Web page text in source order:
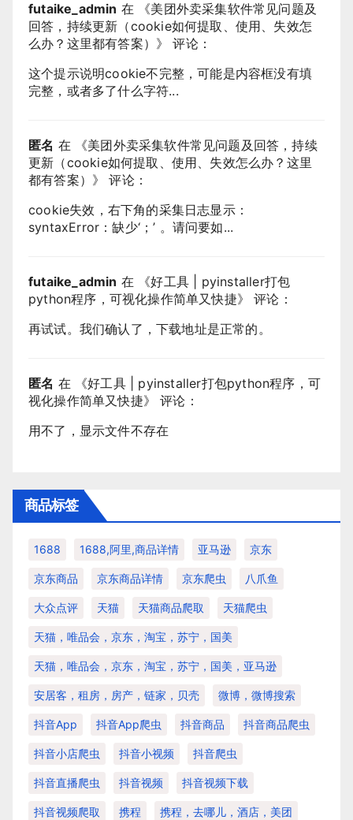
futaike_admin 在 《美团外卖采集软件常见问题及
回答，持续更新（cookie如何提取、使用、失效怎
么办？这里都有答案） 》 评论：
这个提示说明cookie不完整，可能是内容框没有填
完整，或者多了什么字符...
匿名 在 《美团外卖采集软件常见问题及回答，持续
更新（cookie如何提取、使用、失效怎么办？这里
都有答案） 》 评论：
cookie失效，右下角的采集日志显示：
syntaxError：缺少‘；’ 。请问要如...
futaike_admin 在 《好工具 | pyinstaller打包
python程序，可视化操作简单又快捷》 评论：
再试试。我们确认了，下载地址是正常的。
匿名 在 《好工具 | pyinstaller打包python程序，可
视化操作简单又快捷》 评论：
用不了，显示文件不存在
商品标签
1688 1688,阿里,商品详情 亚马逊 京东
京东商品 京东商品详情 京东爬虫 八爪鱼
大众点评 天猫 天猫商品爬取 天猫爬虫
天猫，唯品会，京东，淘宝，苏宁，国美
天猫，唯品会，京东，淘宝，苏宁，国美，亚马逊
安居客，租房，房产，链家，贝壳 微博，微博搜索
抖音app 抖音app爬虫 抖音商品 抖音商品爬虫
抖音小店爬虫 抖音小视频 抖音爬虫
抖音直播爬虫 抖音视频 抖音视频下载
抖音视频爬取 携程 携程，去哪儿，酒店，美团